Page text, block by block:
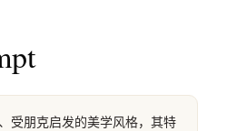
受朋克启发的美学风格，其特